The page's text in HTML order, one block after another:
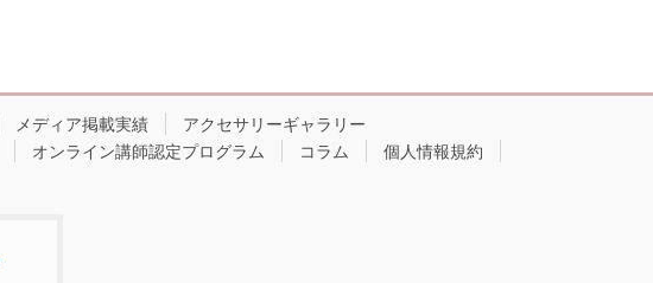
メディア掲載実績
アクセサリーギャラリー
オンライン講師認定プログラム コラム 個人情報規約